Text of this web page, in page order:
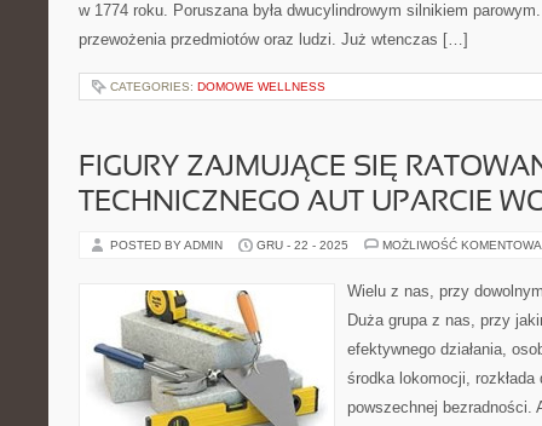
w 1774 roku. Poruszana była dwucylindrowym silnikiem
przewożenia przedmiotów oraz ludzi. Już wtenczas […]
CATEGORIES: DOMOWE WELLNESS
FIGURY ZAJMUJĄCE SIĘ
TECHNICZNEGO AUT UPARCIE
POSTED BY ADMIN GRU - 22 - 2025 MOŻLIWOŚĆ
Wielu z nas, przy
Duża grupa z nas, przy
efektywnego działania,
środka lokomocji, rozkłada
powszechnej bezradności.